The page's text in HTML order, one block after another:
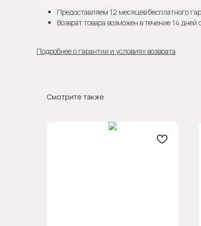
Предоставляем 12 месяцев бесплатного
Возврат товара возможен в течение 14
Подробнее о гарантии и условиях возврата
Смотрите также